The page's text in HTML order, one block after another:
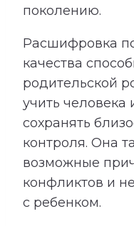
поколению.
Расшифровка
качества
родительской
учить человека
сохранять
контроля. Она
возможные
конфликтов и
с ребенком.